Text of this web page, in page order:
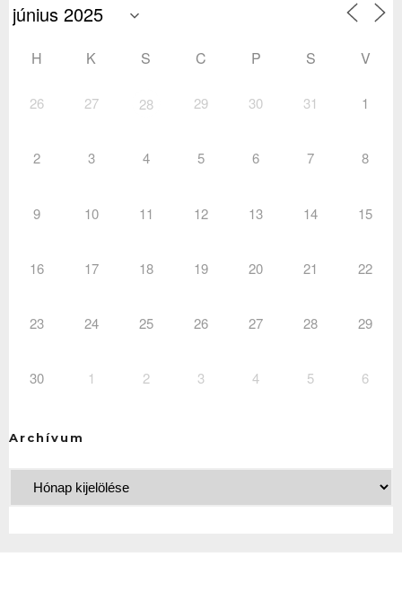
H K S C P S V
26 27 28 29 30 31 1
2 3 4 5 6 7 8
9 10 11 12 13 14 15
16 17 18 19 20 21 22
23 24 25 26 27 28 29
30 1 2 3 4 5 6
Archívum